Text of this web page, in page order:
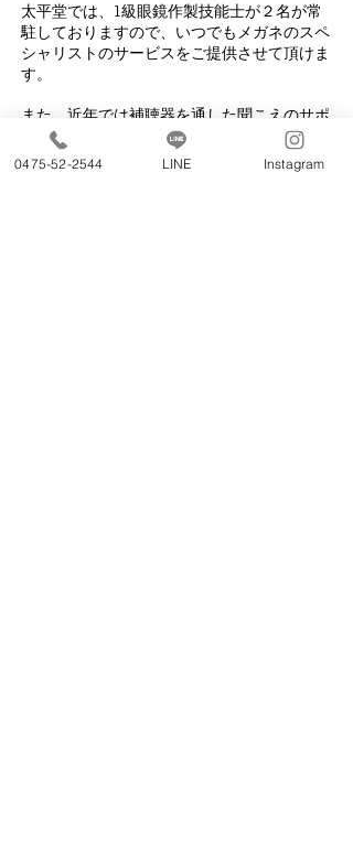
太平堂では、1級眼鏡作製技能士が２名が常
駐しておりますので、いつでもメガネのスペ
シャリストのサービスをご提供させて頂けま
す。
また、近年では補聴器を通した聞こえのサポ
ートにも力を入れており、認定補聴器技能者
1名が在籍し、
千葉県山武郡内では唯一の『認定補聴器専門
0475-52-2544 LINE Instagram